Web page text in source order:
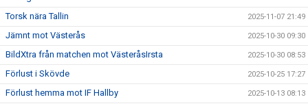
Torsk nära Tallin 2025-11-07 21:49
Jämnt mot Västerås 2025-10-30 09:30
BildXtra från matchen mot VästeråsIrsta 2025-10-30 08:53
Förlust i Skövde 2025-10-25 17:27
Förlust hemma mot IF Hallby 2025-10-13 08:13